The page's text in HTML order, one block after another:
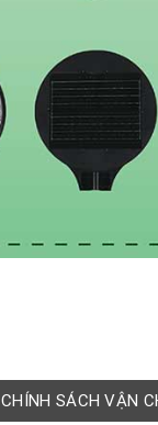
CHÍNH SÁCH VẬN